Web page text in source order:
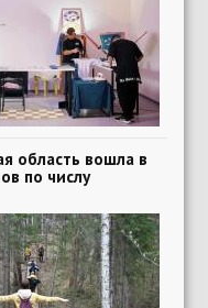
область вошла в
по числу